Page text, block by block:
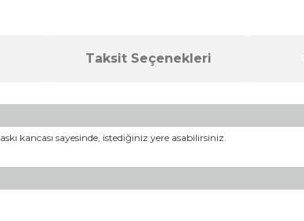
Taksit Seçenekleri
kancası sayesinde, istediğiniz yere asabilirsiniz.